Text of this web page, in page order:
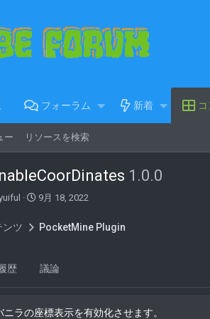
フォーラム 新着
ー リソースを検索
ンテンツアイコン
1.0.0
C
e
o
n
a
9月 18, 2022
ンツ PocketMine Plugin
歴 議論
ニラの座標表示を有効化させます。